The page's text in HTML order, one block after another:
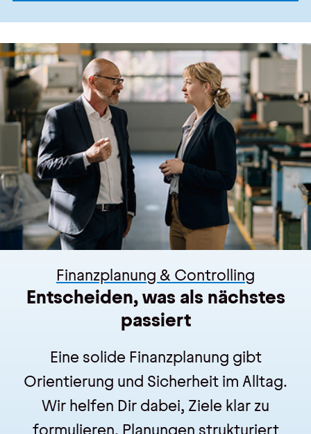
Finanzplanung & Controlling
Entscheiden, was als nächstes
passiert
Eine solide Finanzplanung gibt
Orientierung und Sicherheit im Alltag.
Wir helfen Dir dabei, Ziele klar zu